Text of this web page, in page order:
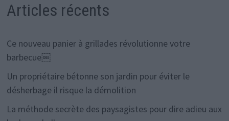
Articles récents
Ce nouveau panier à grillades révolutionne votre
barbecue￼
Un propriétaire bétonne son jardin pour éviter le
désherbage il risque la démolition
La méthode secrète des paysagistes pour dire adieu aux